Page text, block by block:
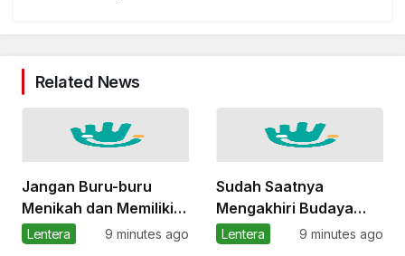
Related News
Jangan Buru-buru
Menikah dan Memiliki
Anak Sebelum Siap
Lentera 9 minutes ago
Sudah Saatnya
Mengakhiri Budaya
Nikah Mahal
Lentera 9 minutes ago